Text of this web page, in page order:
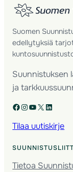
Suomen
edellytyksiä
Suunnistuksen
ja
Facebook Instagram YouTube X LinkedIn
Tilaa uutiskirje
Tietoa